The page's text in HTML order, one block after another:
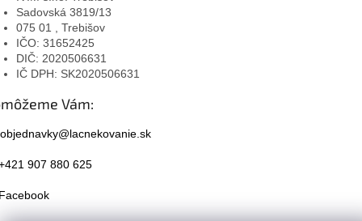
Sadovská 3819/13
075 01 , Trebišov
IČO: 31652425
DIČ: 2020506631
IČ DPH: SK2020506631
Vám:
objednavky@lacnekovanie.sk
907 880 625